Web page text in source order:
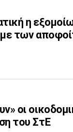
η
των
οι
του ΣτΕ